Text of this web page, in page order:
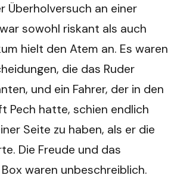
Überholversuch an einer
sowohl riskant als auch
hielt den Atem an. Es waren
die das Ruder
und ein Fahrer, der in den
Pech hatte, schien endlich
Seite zu haben, als er die
Die Freude und das
waren unbeschreiblich.